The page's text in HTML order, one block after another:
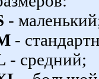
-
-
- средний;